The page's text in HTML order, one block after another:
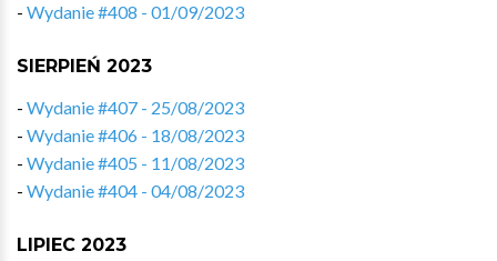
- Wydanie #408 - 01/09/2023
SIERPIEŃ 2023
- Wydanie #407 - 25/08/2023
- Wydanie #406 - 18/08/2023
- Wydanie #405 - 11/08/2023
- Wydanie #404 - 04/08/2023
LIPIEC 2023